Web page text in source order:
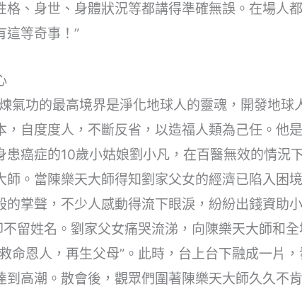
、身世、身體狀況等都講得準確無誤。在場人
這等奇事！”
氣功的最高境界是淨化地球人的靈魂，開發地
，自度度人，不斷反省，以造福人類為己任。他
患癌症的10歲小姑娘劉小凡，在百醫無效的情況
師。當陳樂天大師得知劉家父女的經濟已陷入困
的掌聲，不少人感動得流下眼淚，紛紛出錢資助
留姓名。劉家父女痛哭流涕，向陳樂天大師和
命恩人，再生父母”。此時，台上台下融成一片
到高潮。散會後，觀眾們圍著陳樂天大師久久不